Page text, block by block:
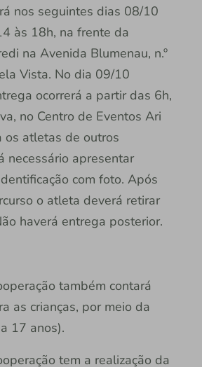
nos seguintes dias 08/10
às 18h, na frente da
na Avenida Blumenau, n.º
Vista. No dia 09/10
ocorrerá a partir das 6h,
no Centro de Eventos Ari
os atletas de outros
necessário apresentar
com foto. Após
o atleta deverá retirar
haverá entrega posterior.
também contará
as crianças, por meio da
17 anos).
tem a realização da